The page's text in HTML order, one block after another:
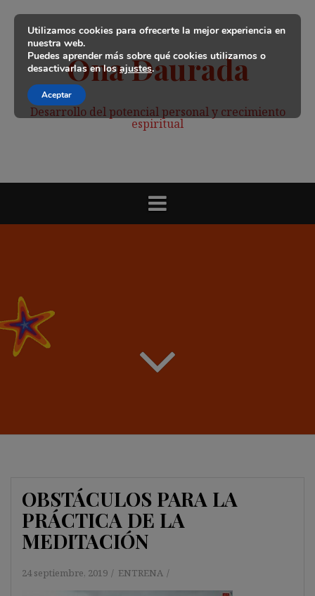
contenido
Ona Daurada
Desarrollo del potencial personal y crecimiento
espiritual
OBSTÁCULOS PARA LA
PRÁCTICA DE LA
MEDITACIÓN
24 septiembre, 2019 ENTRENA
Utilizamos cookies para ofrecerte la mejor experiencia en
nuestra web.
Puedes aprender más sobre qué cookies utilizamos o
desactivarlas en losajustes.
Aceptar